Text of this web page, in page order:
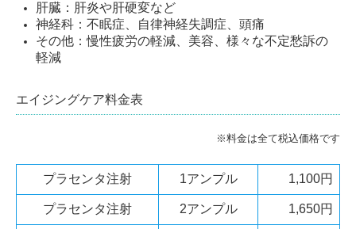
肝臓：肝炎や肝硬変など
神経科：不眠症、自律神経失調症、頭痛
その他：慢性疲労の軽減、美容、様々な不定愁訴の
軽減
エイジングケア料金表
※料金は全て税込価格です
プラセンタ注射 1アンプル 1,100円
プラセンタ注射 2アンプル 1,650円